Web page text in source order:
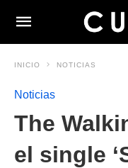
INICIO NOTICIAS
Noticias
The
el single